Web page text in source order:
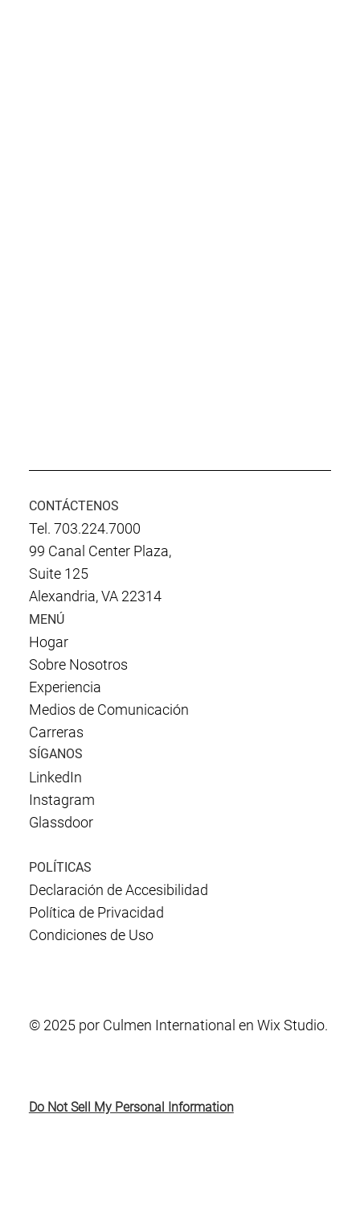
CONTÁCTENOS
Tel. 703.224.7000
99 Canal Center Plaza,
Suite 125
Alexandria, VA 22314
MENÚ
Hogar
Sobre Nosotros
Experiencia
Medios de Comunicación
Carreras
SÍGANOS
LinkedIn
Instagram
Glassdoor
POLÍTICAS
Declaración de Accesibilidad
Política de Privacidad
Condiciones de Uso
© 2025 por Culmen International en Wix Studio.
Do Not Sell My Personal Information